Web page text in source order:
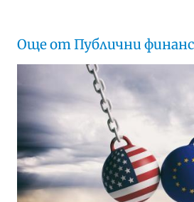
Още от Публични